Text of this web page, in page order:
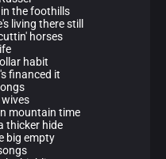
the foothills
living there still
horses
habit
financed it
mountain time
thicker hide
big empty